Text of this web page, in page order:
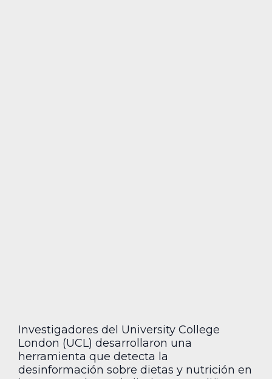
Investigadores del University College
London (UCL) desarrollaron una
herramienta que detecta la
desinformación sobre dietas y nutrición en